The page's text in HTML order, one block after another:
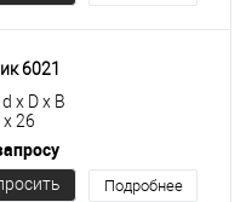
6021
x D x B
26
Подробнее